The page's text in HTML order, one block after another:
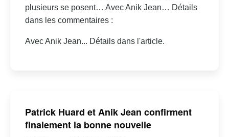
plusieurs se posent… Avec Anik Jean… Détails
dans les commentaires :
Avec Anik Jean... Détails dans l'article.
Patrick Huard et Anik Jean confirment
finalement la bonne nouvelle